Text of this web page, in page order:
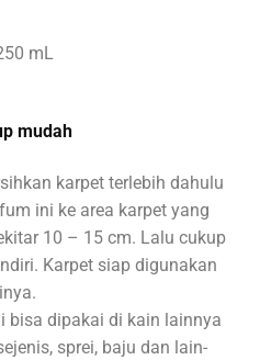
mL
mudah
karpet terlebih dahulu
ini ke area karpet yang
10 – 15 cm. Lalu cukup
Karpet siap digunakan
bisa dipakai di kain lainnya
sprei, baju dan lain-